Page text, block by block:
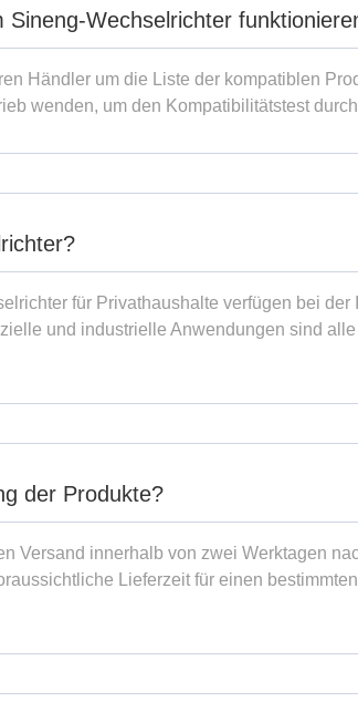
Wechselrichter
Händler um die Liste der kompatiblen
wenden, um den Kompatibilitätstest
für Privathaushalte verfügen bei der
und industrielle Anwendungen sind
der Produkte?
Versand innerhalb von zwei Werktagen
Lieferzeit für einen